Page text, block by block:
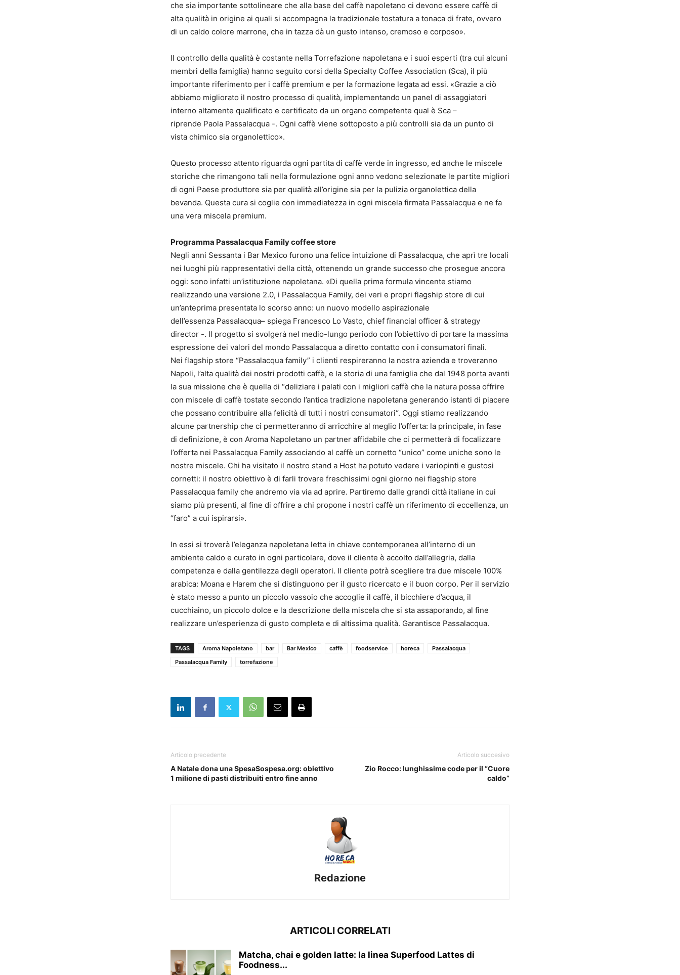
che sia importante sottolineare che alla base del caffè napoletano ci devono essere caffè di
alta qualità in origine ai quali si accompagna la tradizionale tostatura a tonaca di frate, ovvero
di un caldo colore marrone, che in tazza dà un gusto intenso, cremoso e corposo».
Il controllo della qualità è costante nella Torrefazione napoletana e i suoi esperti (tra cui alcuni
membri della famiglia) hanno seguito corsi della Specialty Coffee Association (Sca), il più
importante riferimento per i caffè premium e per la formazione legata ad essi. «Grazie a ciò
abbiamo migliorato il nostro processo di qualità, implementando un panel di assaggiatori
interno altamente qualificato e certificato da un organo competente qual è Sca –
riprende Paola Passalacqua -. Ogni caffè viene sottoposto a più controlli sia da un punto di
vista chimico sia organolettico».
Questo processo attento riguarda ogni partita di caffè verde in ingresso, ed anche le miscele
storiche che rimangono tali nella formulazione ogni anno vedono selezionate le partite migliori
di ogni Paese produttore sia per qualità all’origine sia per la pulizia organolettica della
bevanda. Questa cura si coglie con immediatezza in ogni miscela firmata Passalacqua e ne fa
una vera miscela premium.
Programma Passalacqua Family coffee store
Negli anni Sessanta i Bar Mexico furono una felice intuizione di Passalacqua, che aprì tre locali
nei luoghi più rappresentativi della città, ottenendo un grande successo che prosegue ancora
oggi: sono infatti un’istituzione napoletana. «Di quella prima formula vincente stiamo
realizzando una versione 2.0, i Passalacqua Family, dei veri e propri flagship store di cui
un’anteprima presentata lo scorso anno: un nuovo modello aspirazionale
dell’essenza Passalacqua– spiega Francesco Lo Vasto, chief financial officer & strategy
director -. Il progetto si svolgerà nel medio-lungo periodo con l’obiettivo di portare la massima
espressione dei valori del mondo Passalacqua a diretto contatto con i consumatori finali.
Nei flagship store “Passalacqua family” i clienti respireranno la nostra azienda e troveranno
Napoli, l’alta qualità dei nostri prodotti caffè, e la storia di una famiglia che dal 1948 porta avanti
la sua missione che è quella di “deliziare i palati con i migliori caffè che la natura possa offrire
con miscele di caffè tostate secondo l’antica tradizione napoletana generando istanti di piacere
che possano contribuire alla felicità di tutti i nostri consumatori“. Oggi stiamo realizzando
alcune partnership che ci permetteranno di arricchire al meglio l’offerta: la principale, in fase
di definizione, è con Aroma Napoletano un partner affidabile che ci permetterà di focalizzare
l’offerta nei Passalacqua Family associando al caffè un cornetto “unico” come uniche sono le
nostre miscele. Chi ha visitato il nostro stand a Host ha potuto vedere i variopinti e gustosi
cornetti: il nostro obiettivo è di farli trovare freschissimi ogni giorno nei flagship store
Passalacqua family che andremo via via ad aprire. Partiremo dalle grandi città italiane in cui
siamo più presenti, al fine di offrire a chi propone i nostri caffè un riferimento di eccellenza, un
“faro” a cui ispirarsi».
In essi si troverà l’eleganza napoletana letta in chiave contemporanea all’interno di un
ambiente caldo e curato in ogni particolare, dove il cliente è accolto dall’allegria, dalla
competenza e dalla gentilezza degli operatori. Il cliente potrà scegliere tra due miscele 100%
arabica: Moana e Harem che si distinguono per il gusto ricercato e il buon corpo. Per il servizio
è stato messo a punto un piccolo vassoio che accoglie il caffè, il bicchiere d’acqua, il
cucchiaino, un piccolo dolce e la descrizione della miscela che si sta assaporando, al fine
realizzare un’esperienza di gusto completa e di altissima qualità. Garantisce Passalacqua.
TAGS Aroma Napoletano bar Bar Mexico caffè foodservice horeca
Passalacqua
Passalacqua Family
torrefazione
Articolo precedente
A Natale dona una SpesaSospesa.org: obiettivo
1 milione di pasti distribuiti entro fine anno
Articolo succesivo
Zio Rocco: lunghissime code per il “Cuore
caldo”
Redazione
ARTICOLI CORRELATI
Matcha, chai e golden latte: la linea Superfood Lattes di
Foodness...